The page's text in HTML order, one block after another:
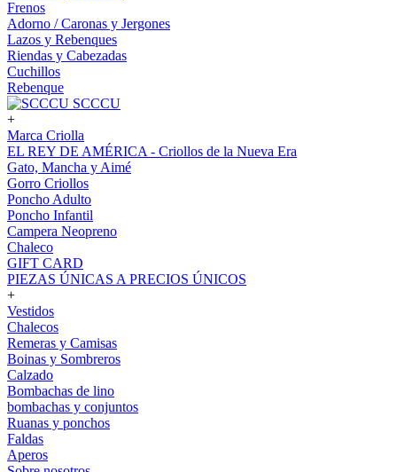
Frenos
Adorno / Caronas y Jergones
Lazos y Rebenques
Riendas y Cabezadas
Cuchillos
Rebenque
SCCCU
+
Marca Criolla
EL REY DE AMÉRICA - Criollos de la Nueva Era
Gato, Mancha y Aimé
Gorro Criollos
Poncho Adulto
Poncho Infantil
Campera Neopreno
Chaleco
GIFT CARD
PIEZAS ÚNICAS A PRECIOS ÚNICOS
+
Vestidos
Chalecos
Remeras y Camisas
Boinas y Sombreros
Calzado
Bombachas de lino
bombachas y conjuntos
Ruanas y ponchos
Faldas
Aperos